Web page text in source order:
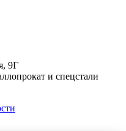
9Г
и спецстали